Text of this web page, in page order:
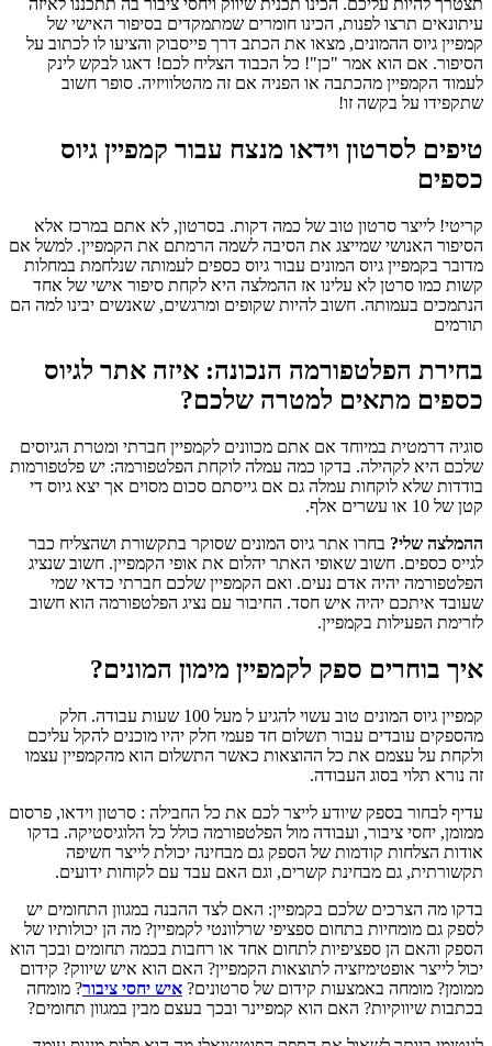
עיתונאים תרצו לפנות, הכינו חומרים שמתמקדים בסיפור האישי של
קמפיין גיוס ההמונים, מצאו את הכתב דרך פייסבוק והציעו לו לכתוב על
הסיפור. אם הוא אמר "כן"! כל הכבוד הצליח לכם! דאגו לבקש לינק
לעמוד הקמפיין מהכתבה או הפניה אם זה מהטלוויזיה. סופר חשוב
שתקפידו על בקשה זו!
טיפים לסרטון וידאו מנצח עבור קמפיין גיוס
כספים
קריטי! לייצר סרטון טוב של כמה דקות. בסרטון, לא אתם במרכז אלא
הסיפור האנושי שמייצג את הסיבה לשמה הרמתם את הקמפיין. למשל אם
מדובר בקמפיין גיוס המונים עבור גיוס כספים לעמותה שנלחמת במחלות
קשות כמו סרטן לא עלינו אז ההמלצה היא לקחת סיפור אישי של אחד
הנתמכים בעמותה. חשוב להיות שקופים ומרגשים, שאנשים יבינו למה הם
תורמים
בחירת הפלטפורמה הנכונה: איזה אתר לגיוס
כספים מתאים למטרה שלכם?
סוגיה דרמטית במיוחד אם אתם מכוונים לקמפיין חברתי ומטרת הגיוסים
שלכם היא לקהילה. בדקו כמה עמלה לוקחת הפלטפורמה: יש פלטפורמות
בודדות שלא לוקחות עמלה גם אם גייסתם סכום מסוים אך יצא גיוס די
קטן של 10 או עשרים אלף.
ההמלצה שלי? בחרו אתר גיוס המונים שסוקר בתקשורת ושהצליח כבר
לגייס כספים. חשוב שאופי האתר יהלום את אופי הקמפיין. חשוב שנציג
הפלטפורמה יהיה אדם נעים. ואם הקמפיין שלכם חברתי כדאי שמי
שעובד איתכם יהיה איש חסד. החיבור עם נציג הפלטפורמה הוא חשוב
לזרימת הפעילות בקמפיין.
איך בוחרים ספק לקמפיין מימון המונים?
קמפיין גיוס המונים טוב עשוי להגיע ל מעל 100 שעות עבודה. חלק
מהספקים עובדים עבור תשלום חד פעמי חלק יהיו מוכנים להקל עליכם
ולקחת על עצמם את כל ההוצאות כאשר התשלום הוא מהקמפיין עצמו
זה נורא תלוי בסוג העבודה.
עדיף לבחור בספק שיודע לייצר לכם את כל החבילה : סרטון וידאו, פרסום
ממומן, יחסי ציבור, ועבודה מול הפלטפורמה כולל כל הלוגיסטיקה. בדקו
אודות הצלחות קודמות של הספק גם מבחינה יכולת לייצר חשיפה
תקשורתית, גם מבחינת קשרים, וגם האם עבד עם לקוחות ידועים.
בדקו מה הצרכים שלכם בקמפיין: האם לצד ההבנה במגוון התחומים יש
לספק גם מומחיות בתחום ספציפי שרלוונטי לקמפיין? מה הן יכולותיו של
הספק והאם הן ספציפיות לתחום אחד או רחבות בכמה תחומים ובכך הוא
יכול לייצר אופטימיזציה לתוצאות הקמפיין? האם הוא איש שיווק? קידום
ממומן? מומחה באמצעות קידום של סרטונים? איש יחסי ציבור? מומחה
בכתבות שיווקיות? האם הוא קמפיינר ובכך בעצם מבין במגוון תחומים?